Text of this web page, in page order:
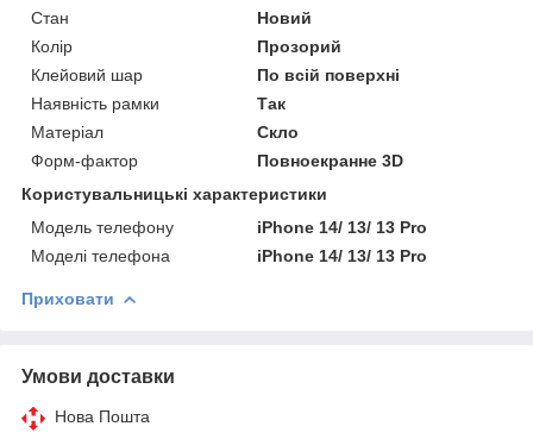
Стан
Новий
Колір
Прозорий
Клейовий шар
По всій поверхні
Наявність рамки
Так
Матеріал
Скло
Форм-фактор
Повноекранне 3D
Користувальницькі характеристики
Модель телефону
iPhone 14/ 13/ 13 Pro
Моделі телефона
iPhone 14/ 13/ 13 Pro
Приховати
Умови доставки
Нова Пошта